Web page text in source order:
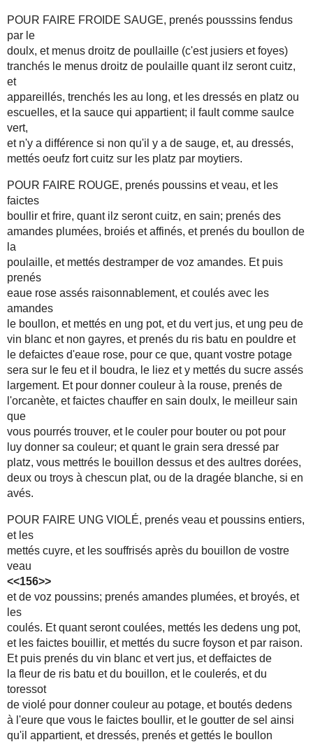
POUR FAIRE FROIDE SAUGE, prenés pousssins fendus
par le
doulx, et menus droitz de poullaille (c'est jusiers et foyes)
tranchés le menus droitz de poulaille quant ilz seront cuitz,
et
appareillés, trenchés les au long, et les dressés en platz ou
escuelles, et la sauce qui appartient; il fault comme saulce
vert,
et n'y a différence si non qu'il y a de sauge, et, au dressés,
mettés oeufz fort cuitz sur les platz par moytiers.
POUR FAIRE ROUGE, prenés poussins et veau, et les
faictes
boullir et frire, quant ilz seront cuitz, en sain; prenés des
amandes plumées, broiés et affinés, et prenés du boullon de
la
poulaille, et mettés destramper de voz amandes. Et puis
prenés
eaue rose assés raisonnablement, et coulés avec les
amandes
le boullon, et mettés en ung pot, et du vert jus, et ung peu de
vin blanc et non gayres, et prenés du ris batu en pouldre et
le defaictes d'eaue rose, pour ce que, quant vostre potage
sera sur le feu et il boudra, le liez et y mettés du sucre assés
largement. Et pour donner couleur à la rouse, prenés de
l'orcanète, et faictes chauffer en sain doulx, le meilleur sain
que
vous pourrés trouver, et le couler pour bouter ou pot pour
luy donner sa couleur; et quant le grain sera dressé par
platz, vous mettrés le bouillon dessus et des aultres dorées,
deux ou troys à chescun plat, ou de la dragée blanche, si en
avés.
POUR FAIRE UNG VIOLÉ, prenés veau et poussins entiers,
et les
mettés cuyre, et les souffrisés après du bouillon de vostre
veau
<<156>>
et de voz poussins; prenés amandes plumées, et broyés, et
les
coulés. Et quant seront coulées, mettés les dedens ung pot,
et les faictes bouillir, et mettés du sucre foyson et par raison.
Et puis prenés du vin blanc et vert jus, et deffaictes de
la fleur de ris batu et du bouillon, et le coulerés, et du
toressot
de violé pour donner couleur au potage, et boutés dedens
à l'eure que vous le faictes boullir, et le goutter de sel ainsi
qu'il appartient, et dressés, prenés et gettés le boullon